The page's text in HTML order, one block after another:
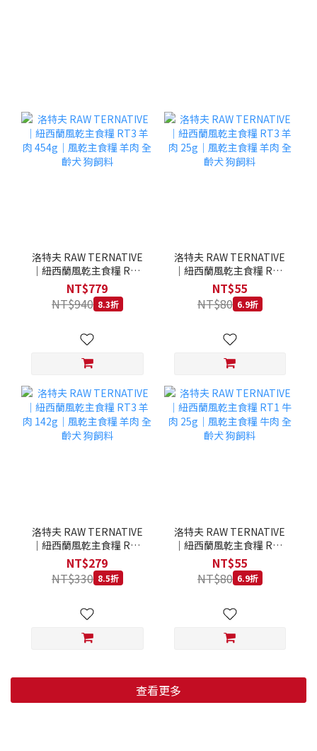
洛特夫 RAW TERNATIVE
｜紐西蘭風乾主食糧 RT3
羊肉 454g｜風乾主食糧 羊
肉 全齡犬 狗飼料
NT$779
NT$940 8.3折
洛特夫 RAW TERNATIVE
｜紐西蘭風乾主食糧 RT3
羊肉 25g｜風乾主食糧 羊
肉 全齡犬 狗飼料
NT$55
NT$80 6.9折
洛特夫 RAW TERNATIVE
｜紐西蘭風乾主食糧 RT3
羊肉 142g｜風乾主食糧 羊
肉 全齡犬 狗飼料
NT$279
NT$330 8.5折
洛特夫 RAW TERNATIVE
｜紐西蘭風乾主食糧 RT1
牛肉 25g｜風乾主食糧 牛
肉 全齡犬 狗飼料
NT$55
NT$80 6.9折
查看更多